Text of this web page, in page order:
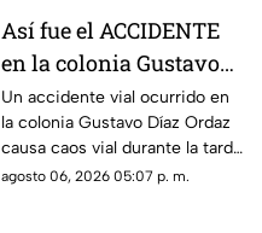
Así fue el ACCIDENTE
en la colonia Gustavo
Díaz Ordaz que causó
CAOS VIAL este jueves
Un accidente vial ocurrido en
la colonia Gustavo Díaz Ordaz
causa caos vial durante la tarde
de este jueves 6 de agosto,
agosto 06, 2026 05:07 p. m.